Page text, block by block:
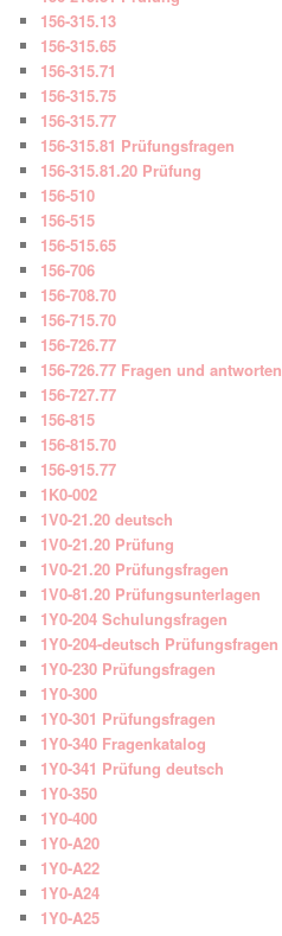
156-315.13
156-315.65
156-315.71
156-315.75
156-315.77
156-315.81 Prüfungsfragen
156-315.81.20 Prüfung
156-510
156-515
156-515.65
156-706
156-708.70
156-715.70
156-726.77
156-726.77 Fragen und antworten
156-727.77
156-815
156-815.70
156-915.77
1K0-002
1V0-21.20 deutsch
1V0-21.20 Prüfung
1V0-21.20 Prüfungsfragen
1V0-81.20 Prüfungsunterlagen
1Y0-204 Schulungsfragen
1Y0-204-deutsch Prüfungsfragen
1Y0-230 Prüfungsfragen
1Y0-300
1Y0-301 Prüfungsfragen
1Y0-340 Fragenkatalog
1Y0-341 Prüfung deutsch
1Y0-350
1Y0-400
1Y0-A20
1Y0-A22
1Y0-A24
1Y0-A25